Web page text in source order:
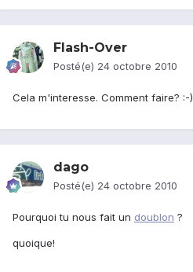
Flash-Over
Posté(e) 24 octobre 2010
Cela m'interesse. Comment faire? :-)
dago
Posté(e) 24 octobre 2010
Pourquoi tu nous fait un doublon ?
quoique!